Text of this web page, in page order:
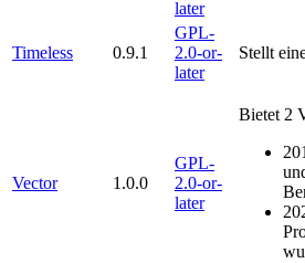
later
Timeless 0.9.1
GPL-
2.0-or-
later
Stellt
Vector 1.0.0
GPL-
2.0-or-
later
Bietet 2